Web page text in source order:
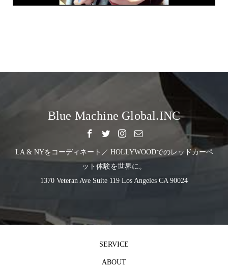
Blue Machine Global.INC
LA & NYをコーディネート／ HOLLYWOODでのレッドカーペ
ット体験を世界に。
1370 Veteran Ave Suite 119 Los Angeles CA 90024
SERVICE
ABOUT